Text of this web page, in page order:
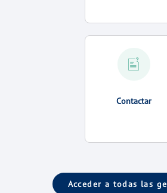
Contactar
Acceder a todas las